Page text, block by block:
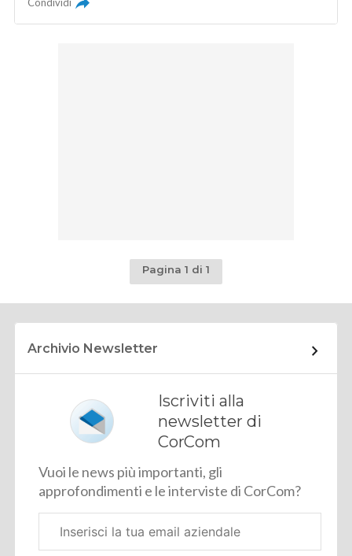
Pagina 1 di 1
Archivio Newsletter
Iscriviti alla
newsletter di
CorCom
Vuoi le news più importanti, gli
approfondimenti e le interviste di CorCom?
aziendale